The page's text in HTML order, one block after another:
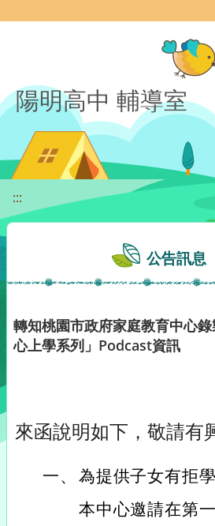
陽明高中 輔導室
:::
公告訊息
轉知桃園市政府家庭教育中心
心上學系列」Podcast資訊
來函說明如下，敬請有
一、 為提供子女有拒
本中心邀請在第